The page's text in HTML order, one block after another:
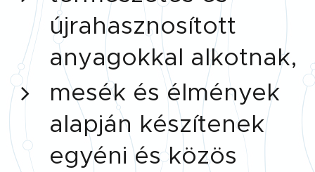
újrahasznosított
anyagokkal alkotnak,
mesék és élmények
alapján készítenek
egyéni és közös